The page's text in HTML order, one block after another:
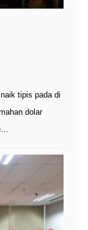
tipis pada di
dolar